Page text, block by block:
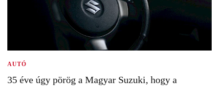
AUTÓ
35 éve úgy pörög a Magyar Suzuki, hogy a